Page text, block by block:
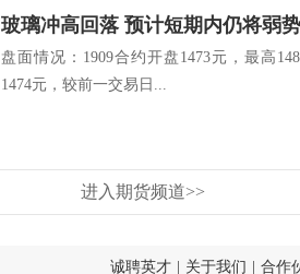
玻璃冲高回落 预计短期内仍将弱
盘面情况：1909合约开盘1473元，最高
1474元，较前一交易日...
进入期货频道>>
诚聘英才 关于我们 合作